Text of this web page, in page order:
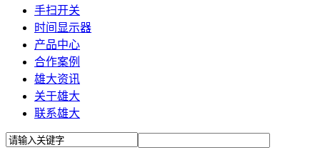
手扫开关
时间显示器
产品中心
合作案例
雄大资讯
关于雄大
联系雄大